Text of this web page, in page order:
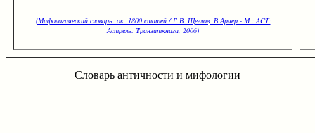
(Мифологический словарь: ок. 1800 статей / Г.В. Щеглов, В.Арчер - М.: ACT:
Астрель: Транзиткнига, 2006)
Словарь античности и мифологии